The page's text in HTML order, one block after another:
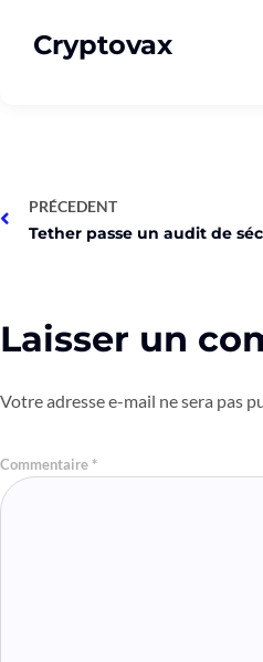
Cryptovax
PRÉCEDENT
Laisser un
Votre adresse e-mail ne sera pas
Commentaire*